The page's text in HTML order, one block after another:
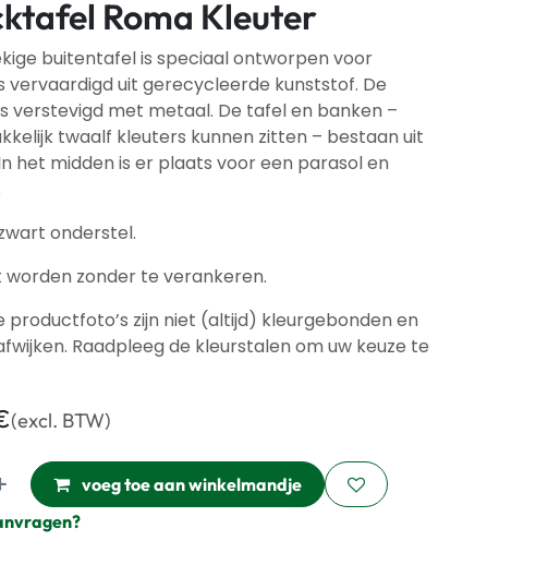
Roma Kleuter
buitentafel is speciaal ontworpen voor
vervaardigd uit gerecycleerde kunststof. De
verstevigd met metaal. De tafel en banken –
twaalf kleuters kunnen zitten – bestaan uit
het midden is er plaats voor een parasol en
onderstel.
worden zonder te verankeren.
productfoto’s zijn niet (altijd) kleurgebonden en
Raadpleeg de kleurstalen om uw keuze te
(excl. BTW)
voeg toe aan winkelmandje